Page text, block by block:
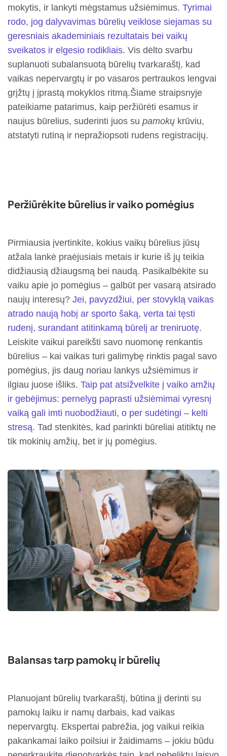
mokytis, ir lankyti mėgstamus užsiėmimus. Tyrimai
rodo, jog dalyvavimas būrelių veiklose siejamas su
geresniais akademiniais rezultatais bei vaikų
sveikatos ir elgesio rodikliais. Vis dėlto svarbu
suplanuoti subalansuotą būrelių tvarkaraštį, kad
vaikas nepervargtų ir po vasaros pertraukos lengvai
grįžtų į įprastą mokyklos ritmą.Šiame straipsnyje
pateikiame patarimus, kaip peržiūrėti esamus ir
naujus būrelius, suderinti juos su pamokų krūviu,
atstatyti rutiną ir nepražiopsoti rudens registracijų.
Peržiūrėkite būrelius ir vaiko pomėgius
Pirmiausia įvertinkite, kokius vaikų būrelius jūsų
atžala lankė praėjusiais metais ir kurie iš jų teikia
didžiausią džiaugsmą bei naudą. Pasikalbėkite su
vaiku apie jo pomėgius – galbūt per vasarą atsirado
naujų interesų? Jei, pavyzdžiui, per stovyklą vaikas
atrado naują hobį ar sporto šaką, verta tai tęsti
rudenį, surandant atitinkamą būrelį ar treniruotę.
Leiskite vaikui pareikšti savo nuomonę renkantis
būrelius – kai vaikas turi galimybę rinktis pagal savo
pomėgius, jis daug noriau lankys užsiėmimus ir
ilgiau juose išliks. Taip pat atsižvelkite į vaiko amžių
ir gebėjimus: pernelyg paprasti užsiėmimai vyresnį
vaiką gali imti nuobodžiauti, o per sudėtingi – kelti
stresą. Tad stenkitės, kad parinkti būreliai atitiktų ne
tik mokinių amžių, bet ir jų pomėgius.
Balansas tarp pamokų ir būrelių
Planuojant būrelių tvarkaraštį, būtina jį derinti su
pamokų laiku ir namų darbais, kad vaikas
nepervargtų. Ekspertai pabrėžia, jog vaikui reikia
pakankamai laiko poilsiui ir žaidimams – jokiu būdu